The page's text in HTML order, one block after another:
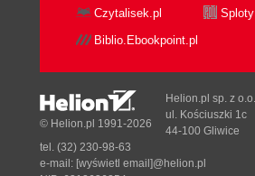
Czytalisek.pl
Sploty
Biblio.Ebookpoint.pl
© Helion.pl 1991-2026
Helion.pl sp. z o.o.
ul. Kościuszki 1c
44-100 Gliwice
tel. (32) 230-98-63
e-mail: [wyświetl email]@helion.pl